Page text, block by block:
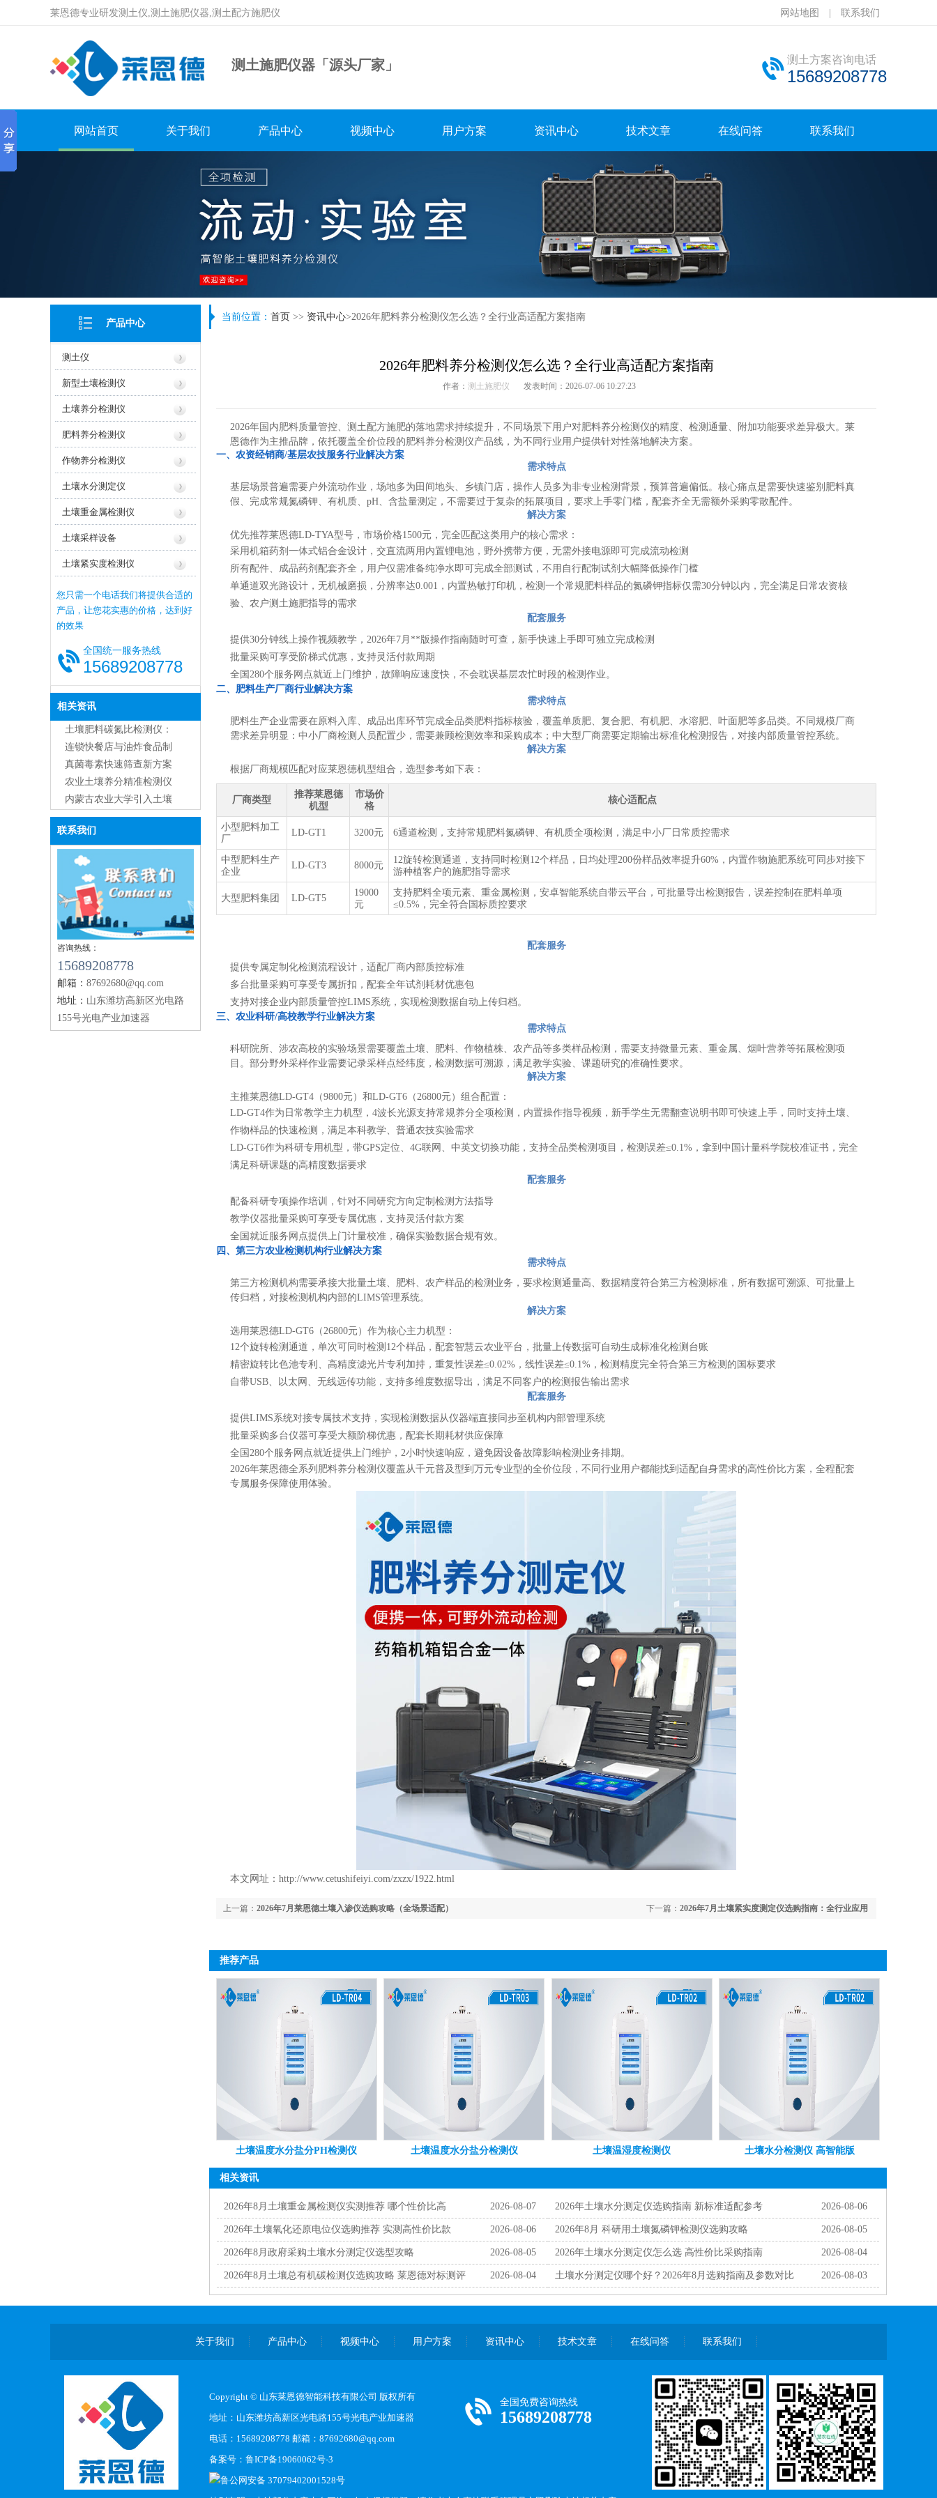
莱恩德专业研发测土仪,测土施肥仪器,测土配方施肥仪 网站地图 联系我们
测土施肥仪器「源头厂家」 测土方案咨询电话
15689208778
网站首页 关于我们 产品中心 视频中心 用户方案 资讯中心 技术文章 在线问答 联系我们
产品中心
测土仪
新型土壤检测仪
土壤养分检测仪
肥料养分检测仪
作物养分检测仪
土壤水分测定仪
土壤重金属检测仪
土壤采样设备
土壤紧实度检测仪
您只需一个电话我们将提供合适的
产品，让您花实惠的价格，达到好
的效果
全国统一服务热线
15689208778
相关资讯
土壤肥料碳氮比检测仪：
功能、原理与应用全解析
连锁快餐店与油炸食品制
造商用食用油品质检测仪
的主流应用与优势
真菌毒素快速筛查新方案
农业土壤养分精准检测仪
器综合应用解决方案
内蒙古农业大学引入土壤
肥料养分检测仪GT3，助
力精准农业研究
联系我们
咨询热线：
15689208778
邮箱： 87692680@qq.com
地址： 山东潍坊高新区光电路
155号光电产业加速器
当前位置： 首页 >> 资讯中心>2026年肥料养分检测仪怎么选？全行业高适配方案指南
2026年肥料养分检测仪怎么选？全行业高适配方案指南
作者： 测土施肥仪 发表时间：2026-07-06 10:27:23
2026年国内肥料质量管控、测土配方施肥的落地需求持续提升，不同场景下用户对肥料养分检测仪的精度、检测通量、附加功能要求差异极大。莱
恩德作为主推品牌，依托覆盖全价位段的肥料养分检测仪产品线，为不同行业用户提供针对性落地解决方案。
一、农资经销商/基层农技服务行业解决方案
需求特点
基层场景普遍需要户外流动作业，场地多为田间地头、乡镇门店，操作人员多为非专业检测背景，预算普遍偏低。核心痛点是需要快速鉴别肥料真
假、完成常规氮磷钾、有机质、pH、含盐量测定，不需要过于复杂的拓展项目，要求上手零门槛，配套齐全无需额外采购零散配件。
解决方案
优先推荐莱恩德LD-TYA型号，市场价格1500元，完全匹配这类用户的核心需求：
采用机箱药剂一体式铝合金设计，交直流两用内置锂电池，野外携带方便，无需外接电源即可完成流动检测
所有配件、成品药剂配套齐全，用户仅需准备纯净水即可完成全部测试，不用自行配制试剂大幅降低操作门槛
单通道双光路设计，无机械磨损，分辨率达0.001，内置热敏打印机，检测一个常规肥料样品的氮磷钾指标仅需30分钟以内，完全满足日常农资核
验、农户测土施肥指导的需求
配套服务
提供30分钟线上操作视频教学，2026年7月**版操作指南随时可查，新手快速上手即可独立完成检测
批量采购可享受阶梯式优惠，支持灵活付款周期
全国280个服务网点就近上门维护，故障响应速度快，不会耽误基层农忙时段的检测作业。
二、肥料生产厂商行业解决方案
需求特点
肥料生产企业需要在原料入库、成品出库环节完成全品类肥料指标核验，覆盖单质肥、复合肥、有机肥、水溶肥、叶面肥等多品类。不同规模厂商
需求差异明显：中小厂商检测人员配置少，需要兼顾检测效率和采购成本；中大型厂商需要定期输出标准化检测报告，对接内部质量管控系统。
解决方案
根据厂商规模匹配对应莱恩德机型组合，选型参考如下表：
厂商类型
推荐莱恩德
机型
市场价
格
核心适配点
小型肥料加工
厂
LD-GT1 3200元 6通道检测，支持常规肥料氮磷钾、有机质全项检测，满足中小厂日常质控需求
中型肥料生产
企业
LD-GT3 8000元
12旋转检测通道，支持同时检测12个样品，日均处理200份样品效率提升60%，内置作物施肥系统可同步对接下
游种植客户的施肥指导需求
大型肥料集团 LD-GT5
19000
元
支持肥料全项元素、重金属检测，安卓智能系统自带云平台，可批量导出检测报告，误差控制在肥料单项
≤0.5%，完全符合国标质控要求
配套服务
提供专属定制化检测流程设计，适配厂商内部质控标准
多台批量采购可享受专属折扣，配套全年试剂耗材优惠包
支持对接企业内部质量管控LIMS系统，实现检测数据自动上传归档。
三、农业科研/高校教学行业解决方案
需求特点
科研院所、涉农高校的实验场景需要覆盖土壤、肥料、作物植株、农产品等多类样品检测，需要支持微量元素、重金属、烟叶营养等拓展检测项
目。部分野外采样作业需要记录采样点经纬度，检测数据可溯源，满足教学实验、课题研究的准确性要求。
解决方案
主推莱恩德LD-GT4（9800元）和LD-GT6（26800元）组合配置：
LD-GT4作为日常教学主力机型，4波长光源支持常规养分全项检测，内置操作指导视频，新手学生无需翻查说明书即可快速上手，同时支持土壤、
作物样品的快速检测，满足本科教学、普通农技实验需求
LD-GT6作为科研专用机型，带GPS定位、4G联网、中英文切换功能，支持全品类检测项目，检测误差≤0.1%，拿到中国计量科学院校准证书，完全
满足科研课题的高精度数据要求
配套服务
配备科研专项操作培训，针对不同研究方向定制检测方法指导
教学仪器批量采购可享受专属优惠，支持灵活付款方案
全国就近服务网点提供上门计量校准，确保实验数据合规有效。
四、第三方农业检测机构行业解决方案
需求特点
第三方检测机构需要承接大批量土壤、肥料、农产样品的检测业务，要求检测通量高、数据精度符合第三方检测标准，所有数据可溯源、可批量上
传归档，对接检测机构内部的LIMS管理系统。
解决方案
选用莱恩德LD-GT6（26800元）作为核心主力机型：
12个旋转检测通道，单次可同时检测12个样品，配套智慧云农业平台，批量上传数据可自动生成标准化检测台账
精密旋转比色池专利、高精度滤光片专利加持，重复性误差≤0.02%，线性误差≤0.1%，检测精度完全符合第三方检测的国标要求
自带USB、以太网、无线远传功能，支持多维度数据导出，满足不同客户的检测报告输出需求
配套服务
提供LIMS系统对接专属技术支持，实现检测数据从仪器端直接同步至机构内部管理系统
批量采购多台仪器可享受大额阶梯优惠，配套长期耗材供应保障
全国280个服务网点就近提供上门维护，2小时快速响应，避免因设备故障影响检测业务排期。
2026年莱恩德全系列肥料养分检测仪覆盖从千元普及型到万元专业型的全价位段，不同行业用户都能找到适配自身需求的高性价比方案，全程配套
专属服务保障使用体验。
本文网址： http://www.cetushifeiyi.com/zxzx/1922.html
下一篇： 2026年7月土壤紧实度测定仪选购指南：全行业应用
上一篇： 2026年7月莱恩德土壤入渗仪选购攻略（全场景适配）
推荐产品
土壤温度水分盐分PH检测仪 土壤温度水分盐分检测仪 土壤温湿度检测仪 土壤水分检测仪 高智能版
相关资讯
2026-08-07
2026年8月土壤重金属检测仪实测推荐 哪个性价比高 2026-08-06
2026年土壤水分测定仪选购指南 新标准适配参考
2026-08-06
2026年土壤氧化还原电位仪选购推荐 实测高性价比款 2026-08-05
2026年8月 科研用土壤氮磷钾检测仪选购攻略
2026-08-05
2026年8月政府采购土壤水分测定仪选型攻略 2026-08-04
2026年土壤水分测定仪怎么选 高性价比采购指南
2026-08-04
2026年8月土壤总有机碳检测仪选购攻略 莱恩德对标测评 2026-08-03
土壤水分测定仪哪个好？2026年8月选购指南及参数对比
关于我们 产品中心 视频中心 用户方案 资讯中心 技术文章 在线问答 联系我们
Copyright © 山东莱恩德智能科技有限公司 版权所有
地址：山东潍坊高新区光电路155号光电产业加速器
电话：15689208778 邮箱：87692680@qq.com
备案号： 鲁ICP备19060062号-3
鲁公网安备 37079402001528号
全国免费咨询热线
15689208778